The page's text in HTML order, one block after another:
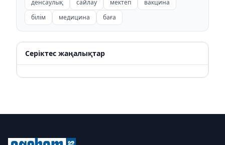
денсаулық
сайлау мектеп
вакцина
білім
медицина баға
Серіктес жаңалықтар